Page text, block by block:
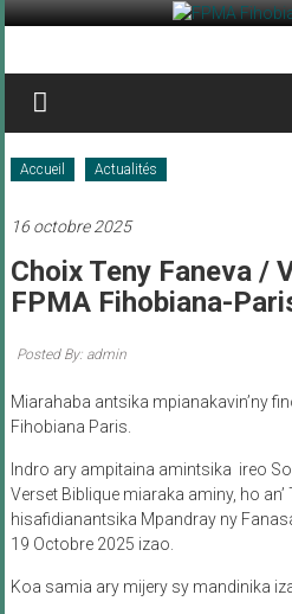
Skip
FPMA
Fihobiana
Paris
Accueil Actualités
16 octobre 2025
Choix Teny Faneva /
FPMA Fihobiana-
Posted By: admin
Miarahaba antsika mpianakavin’ny
Fihobiana Paris.
Indro ary ampitaina amintsika ireo
Verset Biblique miaraka aminy, ho
hisafidianantsika Mpandray ny
19 Octobre 2025 izao.
Koa samia ary mijery sy mandinika